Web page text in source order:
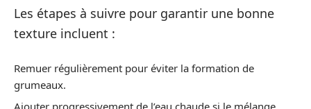
Les étapes à suivre pour garantir une bonne
texture incluent :
Remuer régulièrement pour éviter la formation de
grumeaux.
Ajouter progressivement de l’eau chaude si le mélange